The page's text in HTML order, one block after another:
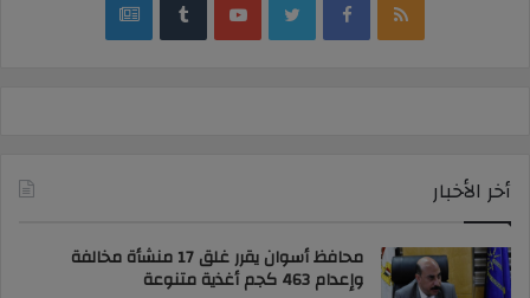
RSS
Facebook
Twitter
YouTube
‏Tumblr
google
أخر الأخبار
محافظ أسوان يقرر غلق 17 منشأة مخالفة
وإعدام 463 كجم أغذية متنوعة